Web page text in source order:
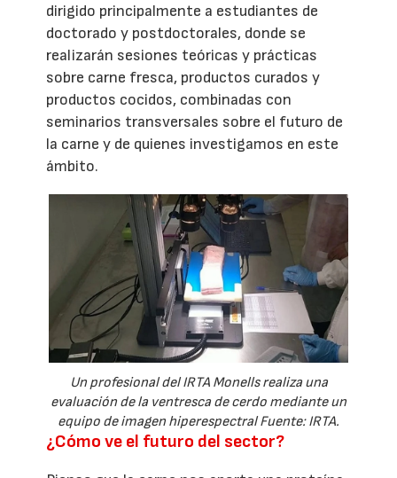
dirigido principalmente a estudiantes de
doctorado y postdoctorales, donde se
realizarán sesiones teóricas y prácticas
sobre carne fresca, productos curados y
productos cocidos, combinadas con
seminarios transversales sobre el futuro de
la carne y de quienes investigamos en este
ámbito.
Un profesional del IRTA Monells realiza una
evaluación de la ventresca de cerdo mediante un
equipo de imagen hiperespectral Fuente: IRTA.
¿Cómo ve el futuro del sector?